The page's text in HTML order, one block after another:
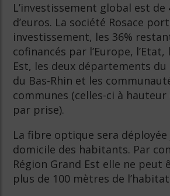
L’investissement global est de
d’euros. La société Rosace
investissement, les 36%
cofinancés par l’Europe,
Est, les deux départements
du Bas-Rhin et les
communes (celles-ci à hauteur
par prise).
La fibre optique sera déployée
domicile des habitants. Par
Région Grand Est elle ne peut
plus de 100 mètres de